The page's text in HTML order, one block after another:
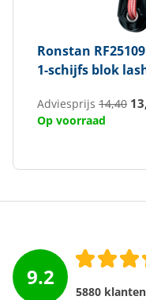
Ronstan
1-schijfs blok
Adviesprijs 14,40
Op voorraad
9.2
5880 klanten